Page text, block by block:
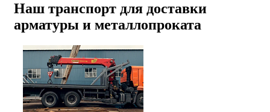
Наш транспорт для доставки
арматуры и металлопроката